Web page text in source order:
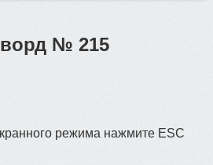
№ 215
режима нажмите ESC